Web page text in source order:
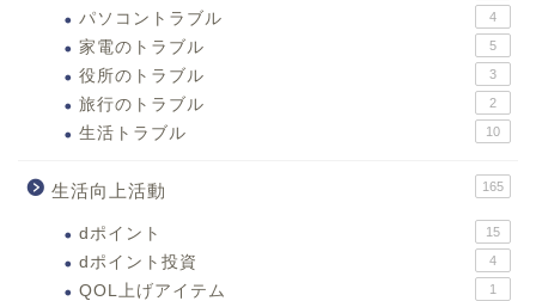
パソコントラブル 4
家電のトラブル 5
役所のトラブル 3
旅行のトラブル 2
生活トラブル 10
生活向上活動 165
dポイント 15
dポイント投資 4
QOL上げアイテム 1